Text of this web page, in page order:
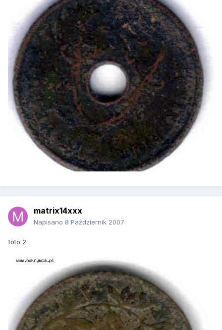
matrix14xxx
Napisano 8 Październik 2007
foto 2